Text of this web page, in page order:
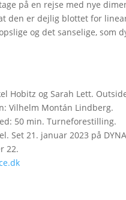
på en rejse med nye
den er dejlig blottet for
og det sanselige, som
Hobitz og Sarah Lett.
Vilhelm Montán Lindberg.
50 min. Turneforestilling.
Set 21. januar 2023 på
22.